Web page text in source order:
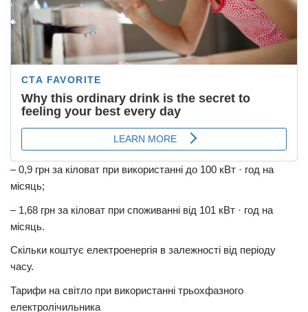
– 0,9 грн за кіловат при використанні до 100 кВт · год на
місяць;
– 1,68 грн за кіловат при споживанні від 101 кВт · год на
місяць.
Скільки коштує електроенергія в залежності від періоду
часу.
Тарифи на світло при використанні трьохфазного
електролічильника